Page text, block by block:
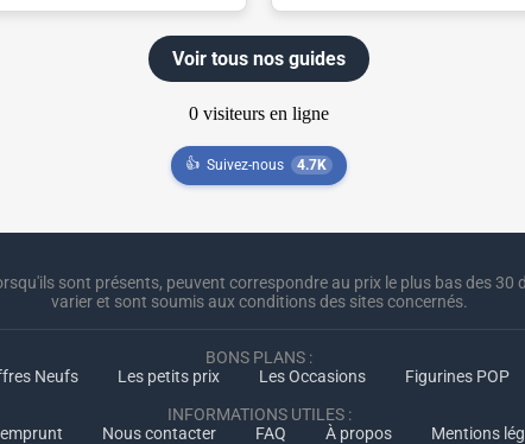
Voir tous nos guides
👍 Suivez-nous 4.7K
sont présents, peuvent correspondre au prix le plus bas des
varier et sont soumis aux conditions des sites concernés.
BONS PLANS :
Neufs Les petits prix Les Occasions Figurines POP
INFORMATIONS UTILES :
Nous contacter FAQ À propos Mentions